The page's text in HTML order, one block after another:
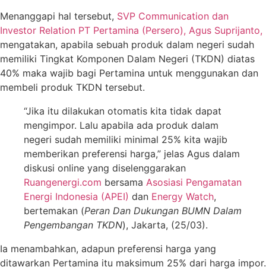
Menanggapi hal tersebut, SVP Communication dan
Investor Relation PT Pertamina (Persero), Agus Suprijanto,
mengatakan, apabila sebuah produk dalam negeri sudah
memiliki Tingkat Komponen Dalam Negeri (TKDN) diatas
40% maka wajib bagi Pertamina untuk menggunakan dan
membeli produk TKDN tersebut.
“Jika itu dilakukan otomatis kita tidak dapat
mengimpor. Lalu apabila ada produk dalam
negeri sudah memiliki minimal 25% kita wajib
memberikan preferensi harga,” jelas Agus dalam
diskusi online yang diselenggarakan
Ruangenergi.com bersama Asosiasi Pengamatan
Energi Indonesia (APEI) dan Energy Watch,
bertemakan (Peran Dan Dukungan BUMN Dalam
Pengembangan TKDN), Jakarta, (25/03).
Ia menambahkan, adapun preferensi harga yang
ditawarkan Pertamina itu maksimum 25% dari harga impor.